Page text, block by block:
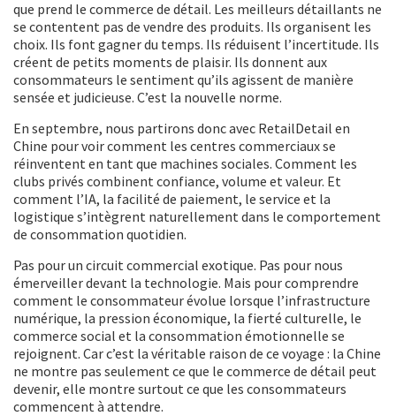
que prend le commerce de détail. Les meilleurs détaillants ne
se contentent pas de vendre des produits. Ils organisent les
choix. Ils font gagner du temps. Ils réduisent l’incertitude. Ils
créent de petits moments de plaisir. Ils donnent aux
consommateurs le sentiment qu’ils agissent de manière
sensée et judicieuse. C’est la nouvelle norme.
En septembre, nous partirons donc avec RetailDetail en
Chine pour voir comment les centres commerciaux se
réinventent en tant que machines sociales. Comment les
clubs privés combinent confiance, volume et valeur. Et
comment l’IA, la facilité de paiement, le service et la
logistique s’intègrent naturellement dans le comportement
de consommation quotidien.
Pas pour un circuit commercial exotique. Pas pour nous
émerveiller devant la technologie. Mais pour comprendre
comment le consommateur évolue lorsque l’infrastructure
numérique, la pression économique, la fierté culturelle, le
commerce social et la consommation émotionnelle se
rejoignent. Car c’est la véritable raison de ce voyage : la Chine
ne montre pas seulement ce que le commerce de détail peut
devenir, elle montre surtout ce que les consommateurs
commencent à attendre.